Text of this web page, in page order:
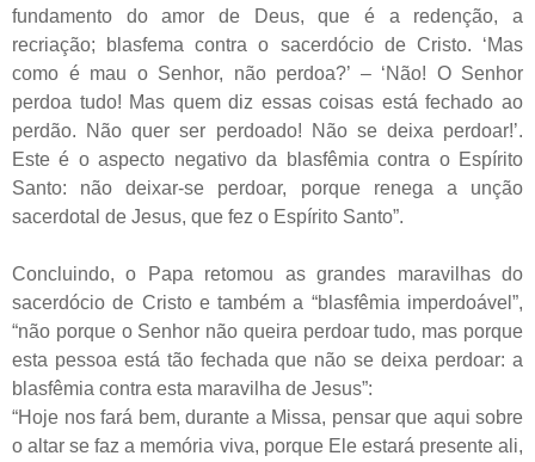
fundamento do amor de Deus, que é a redenção, a
recriação; blasfema contra o sacerdócio de Cristo. ‘Mas
como é mau o Senhor, não perdoa?’ – ‘Não! O Senhor
perdoa tudo! Mas quem diz essas coisas está fechado ao
perdão. Não quer ser perdoado! Não se deixa perdoar!’.
Este é o aspecto negativo da blasfêmia contra o Espírito
Santo: não deixar-se perdoar, porque renega a unção
sacerdotal de Jesus, que fez o Espírito Santo”.
Concluindo, o Papa retomou as grandes maravilhas do
sacerdócio de Cristo e também a “blasfêmia imperdoável”,
“não porque o Senhor não queira perdoar tudo, mas porque
esta pessoa está tão fechada que não se deixa perdoar: a
blasfêmia contra esta maravilha de Jesus”:
“Hoje nos fará bem, durante a Missa, pensar que aqui sobre
o altar se faz a memória viva, porque Ele estará presente ali,